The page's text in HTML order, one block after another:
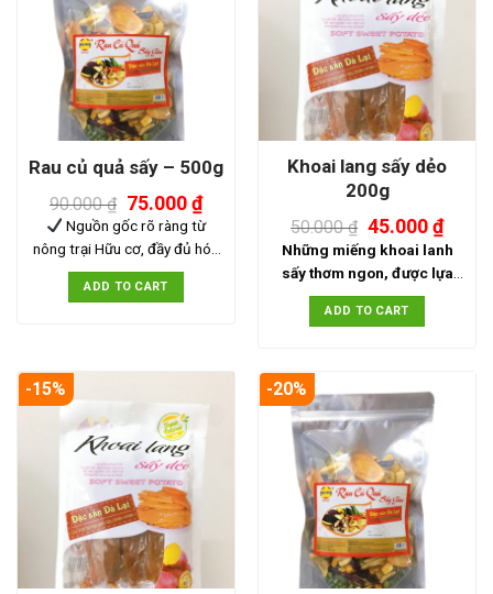
Rau củ quả sấy – 500g
90.000₫ 75.000₫
Nguồn gốc rõ ràng từ
nông trại Hữu cơ, đầy đủ hóa
đơn chứng từ nhập khẩu
Quy trình chế biến đảm bảo
An toàn, Sang trọng & Lịch
sự, phù hợp cho sử dụng
hàng ngày và quà Biếu Tặng
dịp Lễ - Tết
Hỗ trợ, giải
quyết mọi vấn đề của Khách
hàng Trước - Trong - Sau khi
sử dụng sản phẩm
Liên
tục cải thiện sản phẩm, dịch
vụ, chính sách hậu mãi để
ADD TO CART
Khoai lang sấy dẻo
200g
50.000₫ 45.000₫
Những miếng khoai lanh
sấy thơm ngon, được lựa
chọn tươi ngon, đem đi sấy
dẻo, khi ăn có vị dẻo và dai,
hợp làm món ăn vặt thơm
ngon hoặc làm nguyên liệu
làm bánh. Trái cây sấy chất
lượng, an toàn nhiều người
tin dùng.
ADD TO CART
-15% -20%